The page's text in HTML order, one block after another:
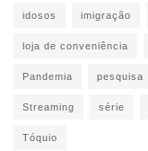
idosos imigração
loja de conveniência
Pandemia pesquisa
Streaming série
Tóquio